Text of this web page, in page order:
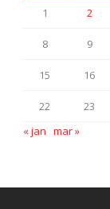
1 2
8 9
15 16
22 23
« jan mar »